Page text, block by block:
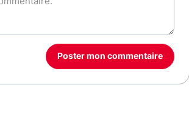
Poster mon commentaire